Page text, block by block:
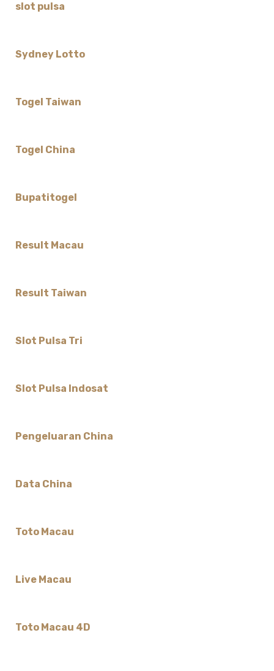
slot pulsa
Sydney Lotto
Togel Taiwan
Togel China
Bupatitogel
Result Macau
Result Taiwan
Slot Pulsa Tri
Slot Pulsa Indosat
Pengeluaran China
Data China
Toto Macau
Live Macau
Toto Macau 4D